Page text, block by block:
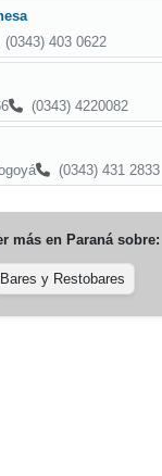
(0343) 403 0622
(0343) 4220082
(0343) 431 2833
más en Paranásobre:
Bares y Restobares